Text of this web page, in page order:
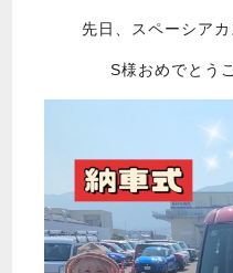
先日、スペーシア
S様おめでとう